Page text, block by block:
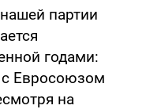
партии
годами:
с Евросоюзом
на